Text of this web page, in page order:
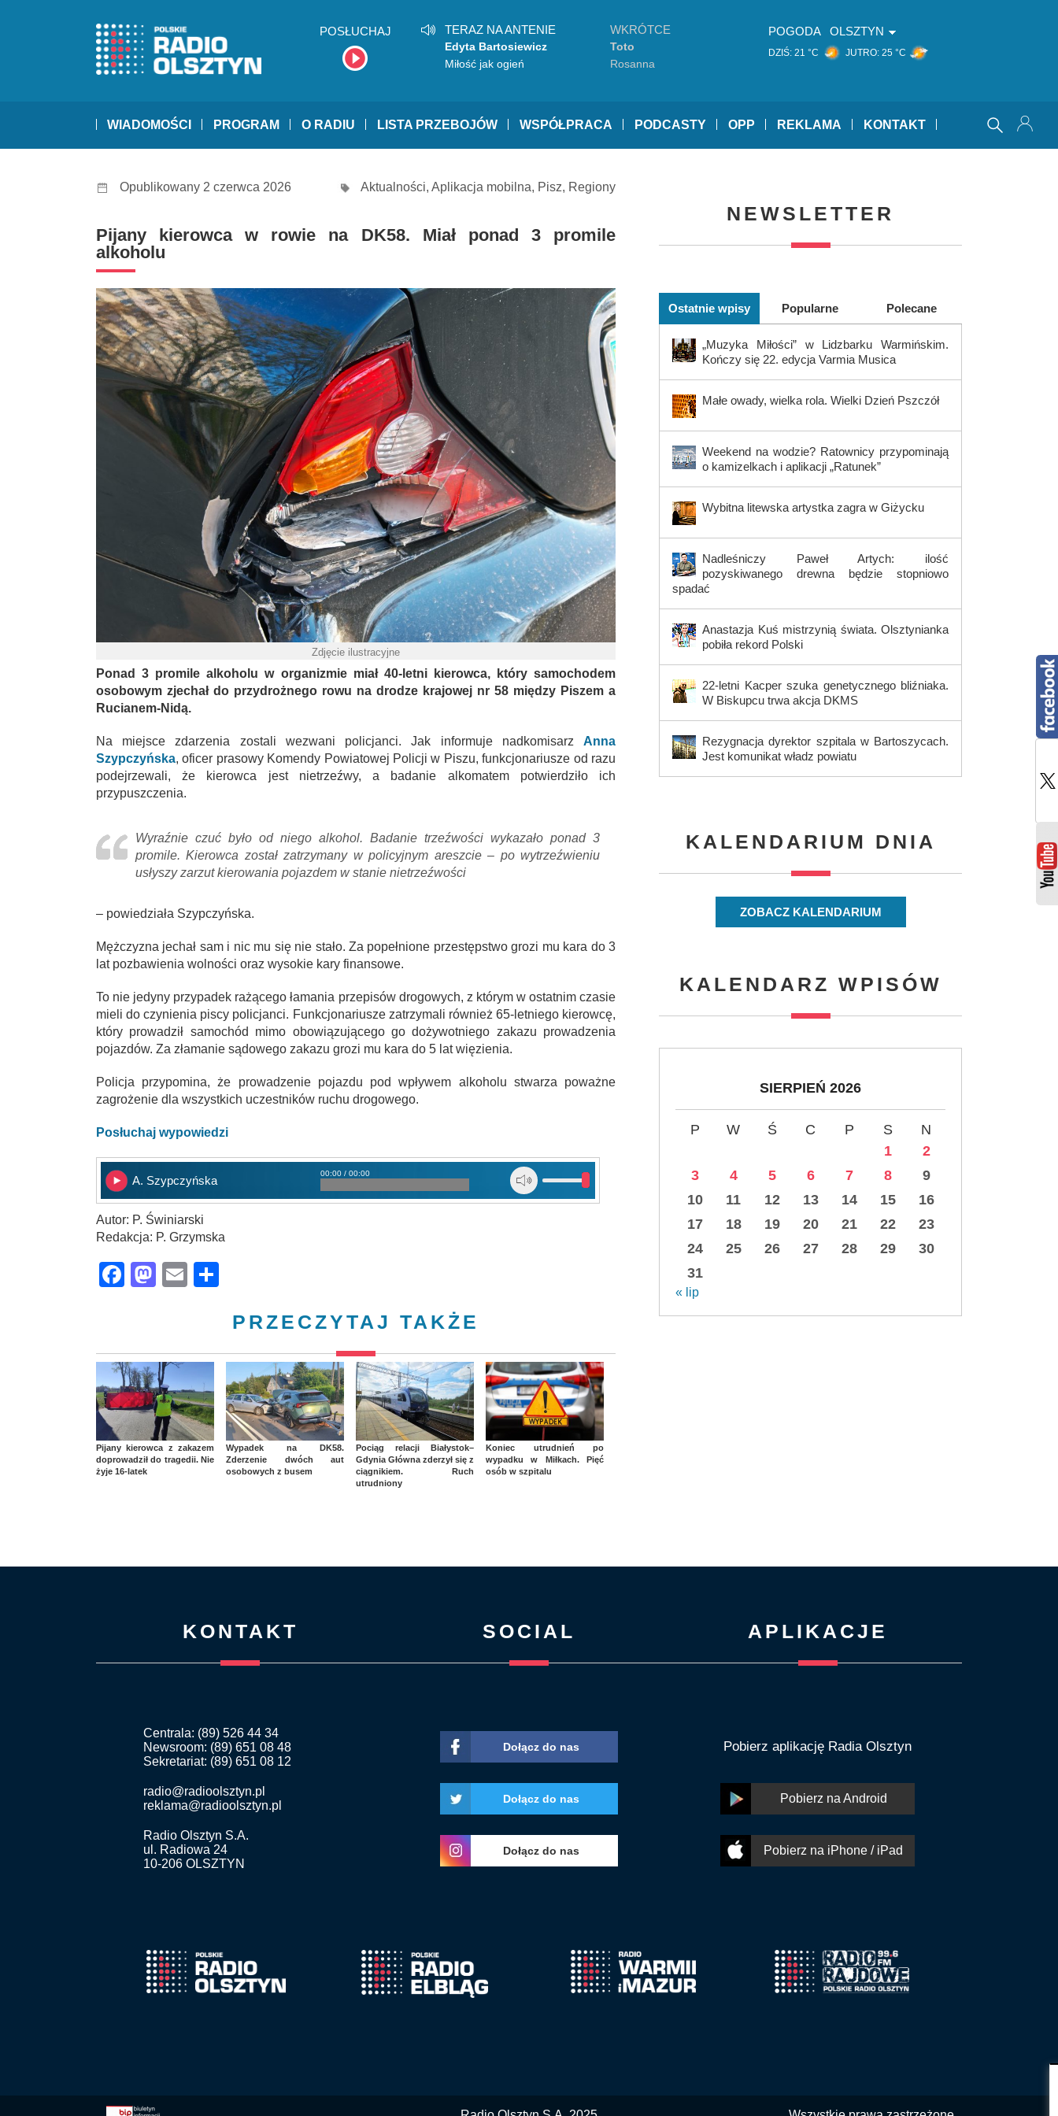
POSŁUCHAJ TERAZ NA ANTENIE
Edyta Bartosiewicz
Miłość jak ogień
WKRÓTCE
Toto
Rosanna
POGODA OLSZTYN
DZIŚ: 21 °C JUTRO: 25 °C
WIADOMOŚCI PROGRAM O RADIU LISTA PRZEBOJÓW WSPÓŁPRACA PODCASTY OPP REKLAMA KONTAKT
Opublikowany 2 czerwca 2026 Aktualności, Aplikacja mobilna, Pisz, Regiony
Pijany kierowca w rowie na DK58. Miał ponad 3 promile
alkoholu
Zdjęcie ilustracyjne
Ponad 3 promile alkoholu w organizmie miał 40-letni kierowca, który samochodem
osobowym zjechał do przydrożnego rowu na drodze krajowej nr 58 między Piszem a
Rucianem-Nidą.
Na miejsce zdarzenia zostali wezwani policjanci. Jak informuje nadkomisarz Anna
Szypczyńska, oficer prasowy Komendy Powiatowej Policji w Piszu, funkcjonariusze od razu
podejrzewali, że kierowca jest nietrzeźwy, a badanie alkomatem potwierdziło ich
przypuszczenia.
Wyraźnie czuć było od niego alkohol. Badanie trzeźwości wykazało ponad 3
promile. Kierowca został zatrzymany w policyjnym areszcie – po wytrzeźwieniu
usłyszy zarzut kierowania pojazdem w stanie nietrzeźwości
– powiedziała Szypczyńska.
Mężczyzna jechał sam i nic mu się nie stało. Za popełnione przestępstwo grozi mu kara do 3
lat pozbawienia wolności oraz wysokie kary finansowe.
To nie jedyny przypadek rażącego łamania przepisów drogowych, z którym w ostatnim czasie
mieli do czynienia piscy policjanci. Funkcjonariusze zatrzymali również 65-letniego kierowcę,
który prowadził samochód mimo obowiązującego go dożywotniego zakazu prowadzenia
pojazdów. Za złamanie sądowego zakazu grozi mu kara do 5 lat więzienia.
Policja przypomina, że prowadzenie pojazdu pod wpływem alkoholu stwarza poważne
zagrożenie dla wszystkich uczestników ruchu drogowego.
Posłuchaj wypowiedzi
A. Szypczyńska
00:00 / 00:00
Autor: P. Świniarski
Redakcja: P. Grzymska
Facebook
Mastodon
Email
PRZECZYTAJ TAKŻE
Pijany kierowca z zakazem
doprowadził do tragedii. Nie
żyje 16-latek
Wypadek na DK58.
Zderzenie dwóch aut
osobowych z busem
Pociąg relacji Białystok–
Gdynia Główna zderzył się z
ciągnikiem. Ruch
utrudniony
Koniec utrudnień po
wypadku w Miłkach. Pięć
osób w szpitalu
NEWSLETTER
Ostatnie wpisy Popularne Polecane
„Muzyka Miłości” w Lidzbarku Warmińskim.
Kończy się 22. edycja Varmia Musica
Małe owady, wielka rola. Wielki Dzień Pszczół
Weekend na wodzie? Ratownicy przypominają
o kamizelkach i aplikacji „Ratunek”
Wybitna litewska artystka zagra w Giżycku
Nadleśniczy Paweł Artych: ilość
pozyskiwanego drewna będzie stopniowo
spadać
Anastazja Kuś mistrzynią świata. Olsztynianka
pobiła rekord Polski
22-letni Kacper szuka genetycznego bliźniaka.
W Biskupcu trwa akcja DKMS
Rezygnacja dyrektor szpitala w Bartoszycach.
Jest komunikat władz powiatu
KALENDARIUM DNIA
ZOBACZ KALENDARIUM
KALENDARZ WPISÓW
SIERPIEŃ 2026
P W Ś C P S
N
1
2
3
4 5 6 7 8
9
10
11 12 13 14 15
16
17
18 19 20 21 22
23
24
25 26 27 28 29
30
31
« lip
KONTAKT
Centrala: (89) 526 44 34
Newsroom: (89) 651 08 48
Sekretariat: (89) 651 08 12
radio@radioolsztyn.pl
reklama@radioolsztyn.pl
Radio Olsztyn S.A.
ul. Radiowa 24
10-206 OLSZTYN
SOCIAL
Dołącz do nas
Dołącz do nas
Dołącz do nas
APLIKACJE
Pobierz aplikację Radia Olsztyn
Pobierz na Android
Pobierz na iPhone / iPad